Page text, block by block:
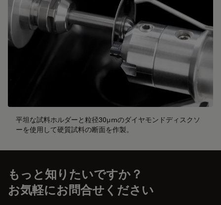
平坦な試料ホルダーと粒径30µmのダイヤモンドディスクソ
ーを使用して硬質試料の断面を作製。
もっと知りたいですか？
お気軽にお問合せください